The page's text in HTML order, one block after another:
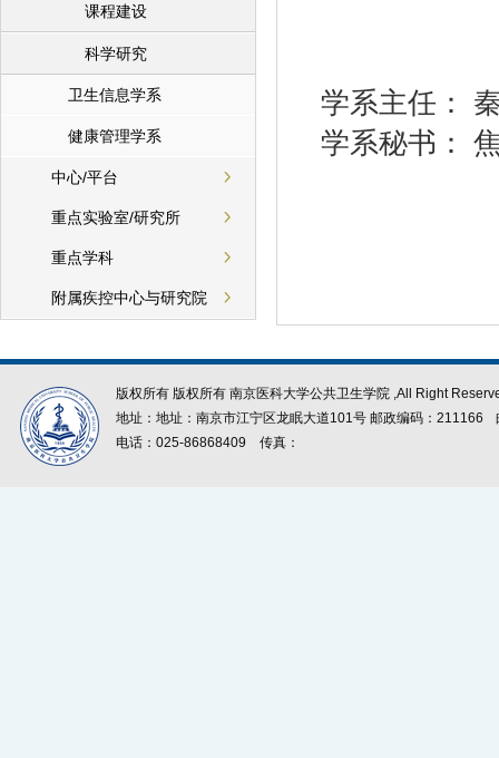
课程建设
科学研究
卫生信息学系
健康管理学系
中心/平台
重点实验室/研究所
重点学科
附属疾控中心与研究院
学系主任：
学系秘书：
版权所有 版权所有 南京医科大学公共卫生学院 ,All Right
地址：地址：南京市江宁区龙眠大道101号 邮政编码：211166
电话：025-86868409
传真：